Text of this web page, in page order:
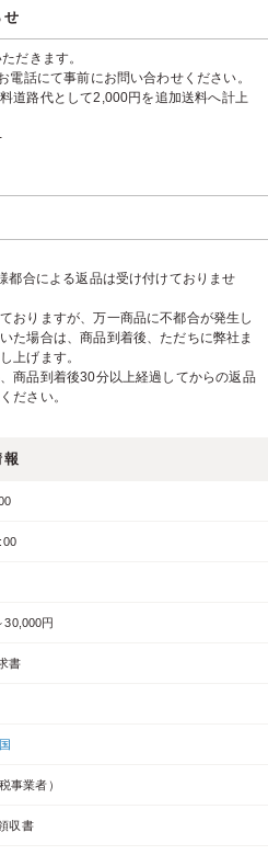
せ
だきます。
電話にて事前にお問い合わせください。
道路代として2,000円を追加送料へ計上
都合による返品は受け付けておりませ
おりますが、万一商品に不都合が発生し
た場合は、商品到着後、ただちに弊社ま
上げます。
商品到着後30分以上経過してからの返品
ださい。
30,000円
書
事業者）
収書